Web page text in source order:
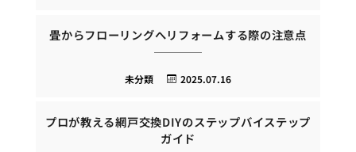
畳からフローリングへリフォームする際の注意点
2025.07.16
未分類
プロが教える網戸交換DIYのステップバイステップ
ガイド